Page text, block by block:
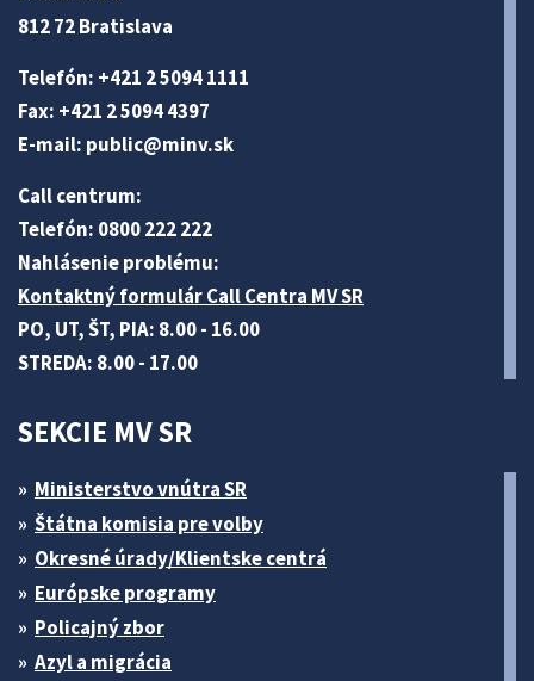
812 72 Bratislava
Telefón: +421 2 5094 1111
Fax: +421 2 5094 4397
E-mail: public@minv.sk
Call centrum:
Telefón: 0800 222 222
Nahlásenie problému:
Kontaktný formulár Call Centra MV SR
PO, UT, ŠT, PIA: 8.00 - 16.00
STREDA: 8.00 - 17.00
SEKCIE MV SR
Ministerstvo vnútra SR
Štátna komisia pre volby
Okresné úrady/Klientske centrá
Európske programy
Policajný zbor
Azyl a migrácia